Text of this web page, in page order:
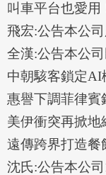
叫車平台也愛用
飛宏:公告本公
全漢:公告本公
中朝駭客鎖定AI
惠譽下調菲律賓
美伊衝突再掀地
遠傳跨界打造
沈氏:公告本公